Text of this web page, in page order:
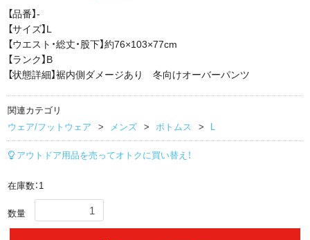
【品番】-
【サイズ】L
【ウエスト・総丈・股下】約76×103×77cm
【ランク】B
【状態詳細】裾内側ダメージあり 冬向けオーバーパンツ
関連カテゴリ
ウェア/フットウェア
メンズ ボトムス L
アウトドア用品を売ってオトクに買い替え！
在庫数：1
数量